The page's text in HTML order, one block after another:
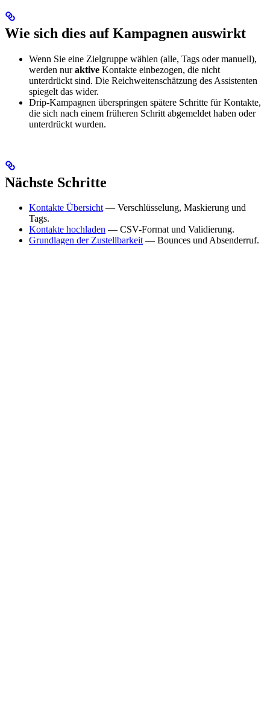
Wie sich dies auf Kampagnen auswirkt
Wenn Sie eine Zielgruppe wählen (alle, Tags oder manuell),
werden nuraktive Kontakte einbezogen, die nicht
unterdrückt sind. Die Reichweitenschätzung des Assistenten
spiegelt das wider.
Drip-Kampagnen überspringen spätere Schritte für Kontakte,
die sich nach einem früheren Schritt abgemeldet haben oder
unterdrückt wurden.
Nächste Schritte
Kontakte Übersicht— Verschlüsselung, Maskierung und
Tags.
Kontakte hochladen — CSV-Format und Validierung.
Grundlagen der Zustellbarkeit— Bounces und Absenderruf.